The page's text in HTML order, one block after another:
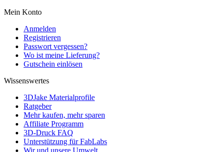
Mein Konto
Anmelden
Registrieren
Passwort vergessen?
Wo ist meine Lieferung?
Gutschein einlösen
Wissenswertes
3DJake Materialprofile
Ratgeber
Mehr kaufen, mehr sparen
Affiliate Programm
3D-Druck FAQ
Unterstützung für FabLabs
Wir und unsere Umwelt